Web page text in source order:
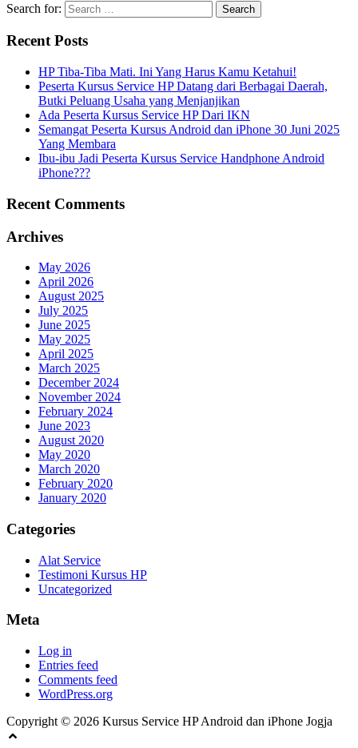
Search for:
Recent Posts
HP Tiba-Tiba Mati. Ini Yang Harus Kamu Ketahui!
Peserta Kursus Service HP Datang dari Berbagai Daerah,
Butki Peluang Usaha yang Menjanjikan
Ada Peserta Kursus Service HP Dari IKN
Semangat Peserta Kursus Android dan iPhone 30 Juni 2025
Yang Membara
Ibu-ibu Jadi Peserta Kursus Service Handphone Android
iPhone???
Recent Comments
Archives
May 2026
April 2026
August 2025
July 2025
June 2025
May 2025
April 2025
March 2025
December 2024
November 2024
February 2024
June 2023
August 2020
May 2020
March 2020
February 2020
January 2020
Categories
Alat Service
Testimoni Kursus HP
Uncategorized
Meta
Log in
Entries feed
Comments feed
WordPress.org
Copyright © 2026 Kursus Service HP Android dan iPhone Jogja